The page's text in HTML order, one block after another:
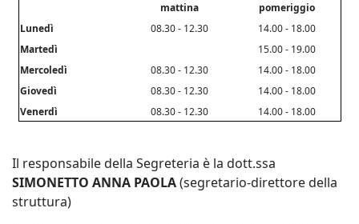
mattina
pomeriggio
Lunedì
08.30 - 12.30
14.00 - 18.00
Martedì
15.00 - 19.00
Mercoledì
08.30 - 12.30
14.00 - 18.00
Giovedì
08.30 - 12.30
14.00 - 18.00
Venerdì
08.30 - 12.30 14.00 - 18.00
Il responsabile della Segreteria è la dott.ssa
SIMONETTO ANNA PAOLA(segretario-direttore della
struttura)